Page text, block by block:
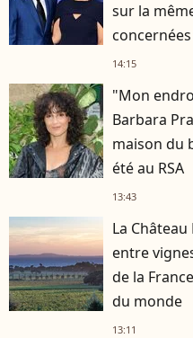
sur la
concernées
14:15
"Mon
Barbara
maison du
été au RSA
13:43
La
entre
de la
du monde
13:11